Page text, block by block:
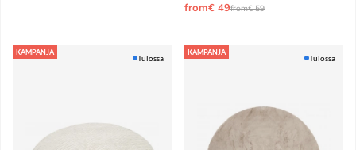
from€ 49Normaali hinta
from€ 59
KAMPANJA
Tulossa
KAMPANJA
Tulossa